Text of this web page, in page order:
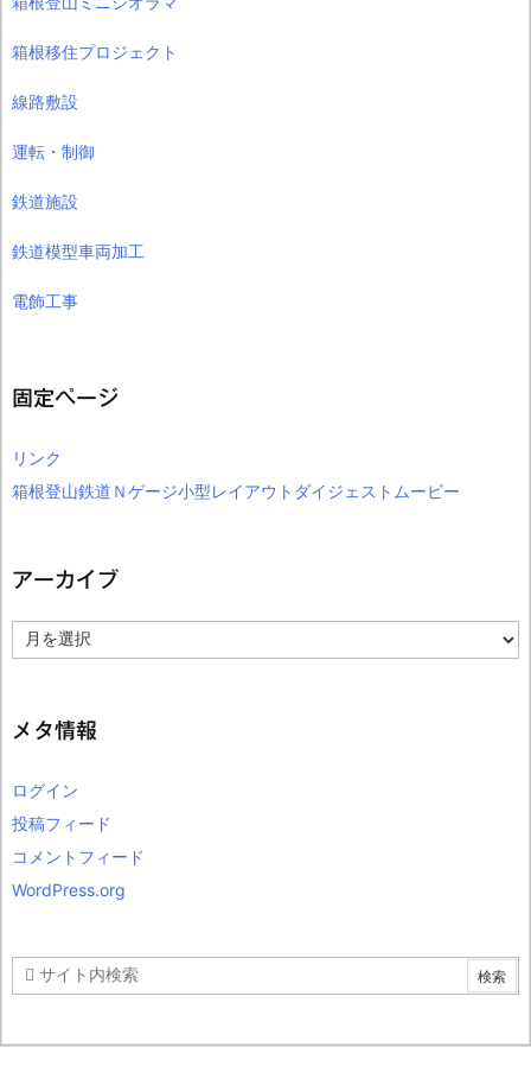
箱根移住プロジェクト
線路敷設
運転・制御
鉄道施設
鉄道模型車両加工
電飾工事
固定ページ
リンク
箱根登山鉄道Ｎゲージ小型レイアウトダイジェストムービー
アーカイブ
ー
ブ
メタ情報
ログイン
投稿フィード
コメントフィード
WordPress.org